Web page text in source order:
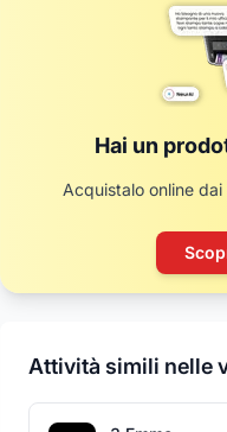
Hai un
Acquistalo online
Attività simili nelle